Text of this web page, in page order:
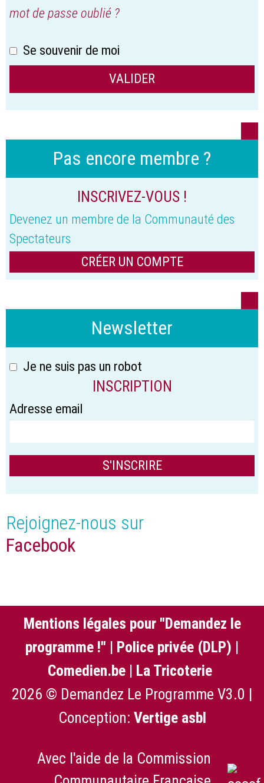
mot de passe oublié ?
Se souvenir de moi
Pas encore membre ?
INSCRIVEZ-VOUS !
Devenez un membre de la Communauté des
Spectateurs
CRÉER UN COMPTE
Newsletter
Je ne suis pas un robot
INSCRIPTION
Adresse email
Rejoignez-nous sur
Facebook
Mentions légales pour "Demandez le
programme !" | Police privée (DLP) |
Comedien.be | La Tricoterie
2026 © Demandez Le Programme V3.0 |
Conception: Vertige asbl
Avec l'aide de la Commission